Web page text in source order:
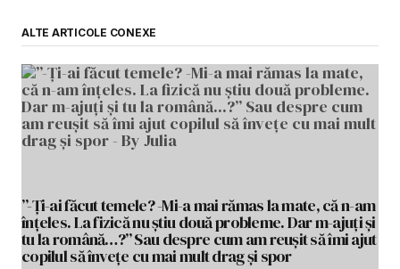
ALTE ARTICOLE CONEXE
”-Ți-ai făcut temele? -Mi-a mai rămas la mate, că n-am
înțeles. La fizică nu știu două probleme. Dar m-ajuți și
tu la română…?” Sau despre cum am reușit să îmi ajut
copilul să învețe cu mai mult drag și spor